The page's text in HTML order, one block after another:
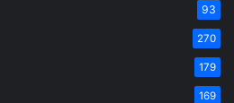
93
270
179
169